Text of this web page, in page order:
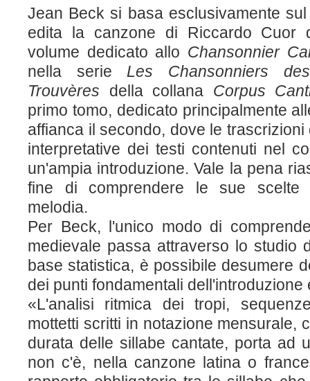
Jean Beck si basa esclusivamente
edita la canzone di Riccardo Cuor
volume dedicato allo Chansonnier
nella serie Les Chansonniers
Trouvères della collana Corpus
primo tomo, dedicato principalmente
affianca il secondo, dove le
interpretative dei testi contenuti nel
un'ampia introduzione. Vale la pena
fine di comprendere le sue scelte
melodia.
Per Beck, l'unico modo di
medievale passa attraverso lo studio
base statistica, è possibile desumere
dei punti fondamentali dell'introduzione
«L'analisi ritmica dei tropi,
mottetti scritti in notazione mensurale,
durata delle sillabe cantate, porta ad
non c'è, nella canzone latina o